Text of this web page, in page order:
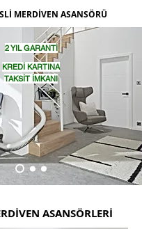
MERDİVEN ASANSÖRÜ
2 YIL GARANTİ
KREDİ KARTINA
TAKSİT İMKANI
ASANSÖRLERİ